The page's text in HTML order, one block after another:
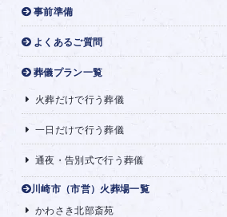
事前準備
よくあるご質問
葬儀プラン一覧
火葬だけで行う葬儀
一日だけで行う葬儀
通夜・告別式で行う葬儀
川崎市（市営）火葬場一覧
かわさき北部斎苑